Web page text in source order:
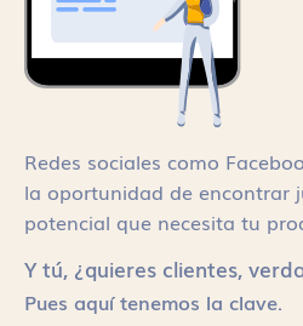
Redes sociales como
la oportunidad de encontrar
potencial que necesita tu
Y tú, ¿quieres clientes,
Pues aquí tenemos la clave.